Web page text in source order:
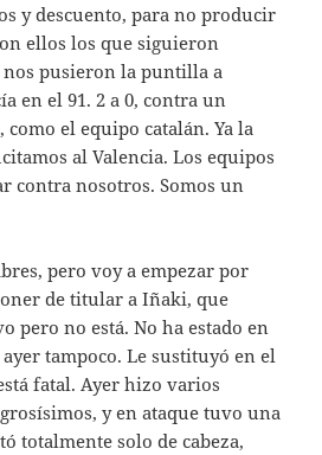
y descuento, para no producir
ellos los que siguieron
nos pusieron la puntilla a
en el 91. 2 a 0, contra un
el equipo catalán. Ya la
al Valencia. Los equipos
contra nosotros. Somos un
pero voy a empezar por
de titular a Iñaki, que
pero no está. No ha estado en
tampoco. Le sustituyó en el
fatal. Ayer hizo varios
y en ataque tuvo una
totalmente solo de cabeza,